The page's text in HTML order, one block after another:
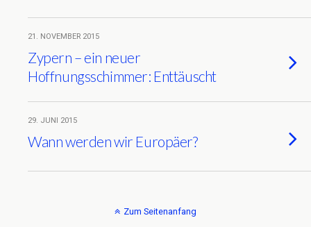
21. NOVEMBER 2015
Zypern – ein neuer
Hoffnungsschimmer: Enttäuscht
29. JUNI 2015
Wann werden wir Europäer?
Zum Seitenanfang